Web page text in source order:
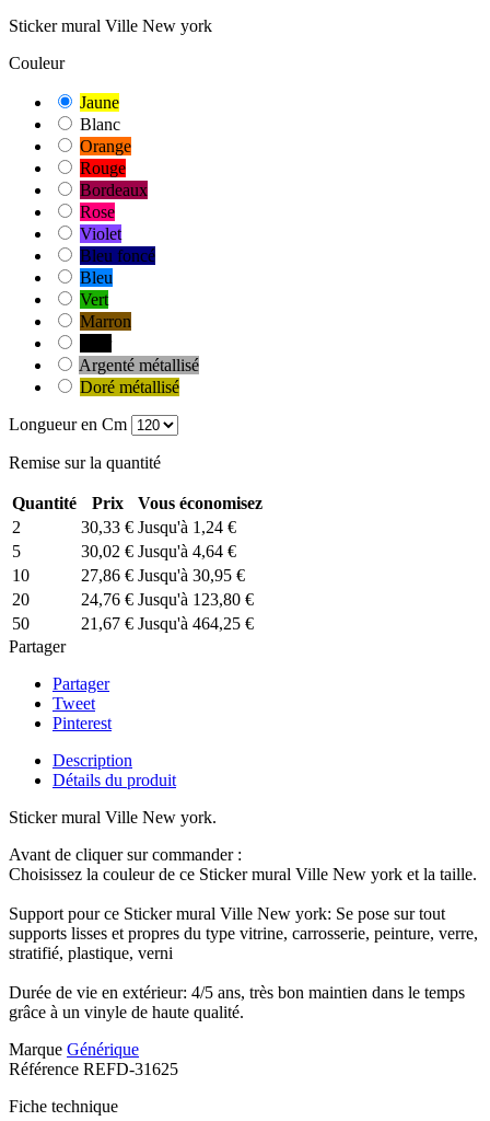
Sticker mural Ville New york
Couleur
Jaune
Blanc
Orange
Rouge
Bordeaux
Rose
Violet
Bleu foncé
Bleu
Vert
Marron
Argenté métallisé
Doré métallisé
Longueur en Cm
Remise sur la quantité
Quantité Prix
Vous économisez
2
30,33 € Jusqu'à 1,24 €
5
30,02 € Jusqu'à 4,64 €
10
27,86 € Jusqu'à 30,95 €
20
24,76 € Jusqu'à 123,80 €
50
21,67 € Jusqu'à 464,25 €
Partager
Partager
Tweet
Pinterest
Description
Détails du produit
Sticker mural Ville New york.
Avant de cliquer sur commander :
Choisissez la couleur de ce Sticker mural Ville New york et la taille.
Support pour ce Sticker mural Ville New york: Se pose sur tout
supports lisses et propres du type vitrine, carrosserie, peinture, verre,
stratifié, plastique, verni
Durée de vie en extérieur: 4/5 ans, très bon maintien dans le temps
grâce à un vinyle de haute qualité.
Marque Générique
Référence REFD-31625
Fiche technique